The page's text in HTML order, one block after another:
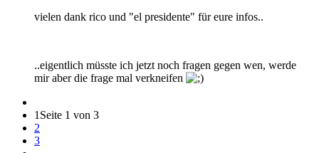
vielen dank rico und "el presidente" für eure infos..
..eigentlich müsste ich jetzt noch fragen gegen wen, werde
mir aber die frage mal verkneifen
1 Seite 1 von 3
2
3